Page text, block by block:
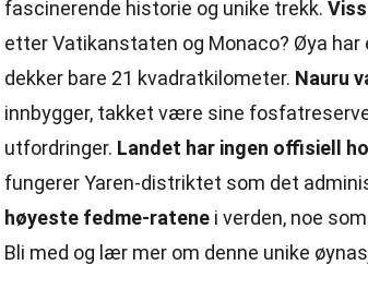
fascinerende historie og unike trekk.
etter Vatikanstaten og Monaco? Øya har
dekker bare 21 kvadratkilometer. Nauru
innbygger, takket være sine
utfordringer. Landet har ingen offisiell
fungerer Yaren-distriktet som det
høyeste fedme-ratene i verden, noe
Bli med og lær mer om denne unike